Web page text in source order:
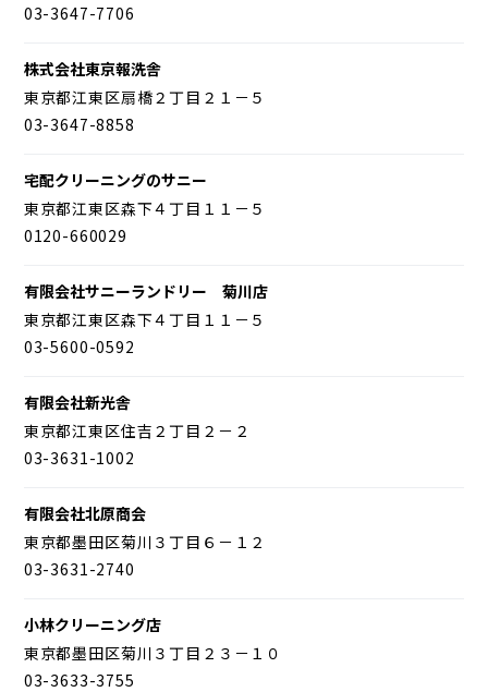
03-3647-7706
株式会社東京報洗舎
東京都江東区扇橋２丁目２１－５
03-3647-8858
宅配クリーニングのサニー
東京都江東区森下４丁目１１－５
0120-660029
有限会社サニーランドリー 菊川店
東京都江東区森下４丁目１１－５
03-5600-0592
有限会社新光舎
東京都江東区住吉２丁目２－２
03-3631-1002
有限会社北原商会
東京都墨田区菊川３丁目６－１２
03-3631-2740
小林クリーニング店
東京都墨田区菊川３丁目２３－１０
03-3633-3755